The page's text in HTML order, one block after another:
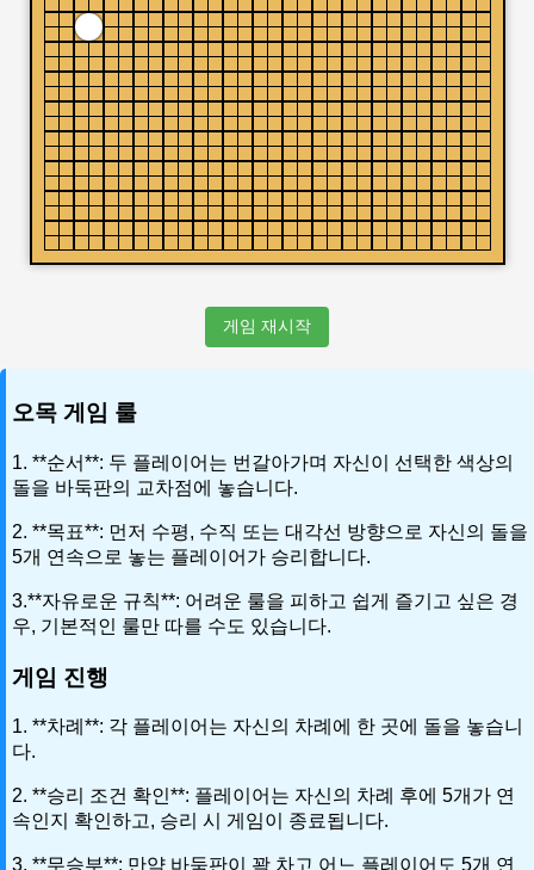
게임 재시작
오목 게임 룰
1. **순서**: 두 플레이어는 번갈아가며 자신이 선택한 색상의
돌을 바둑판의 교차점에 놓습니다.
2. **목표**: 먼저 수평, 수직 또는 대각선 방향으로 자신의 돌을
5개 연속으로 놓는 플레이어가 승리합니다.
3.**자유로운 규칙**: 어려운 룰을 피하고 쉽게 즐기고 싶은 경
우, 기본적인 룰만 따를 수도 있습니다.
게임 진행
1. **차례**: 각 플레이어는 자신의 차례에 한 곳에 돌을 놓습니
다.
2. **승리 조건 확인**: 플레이어는 자신의 차례 후에 5개가 연
속인지 확인하고, 승리 시 게임이 종료됩니다.
3. **무승부**: 만약 바둑판이 꽉 차고 어느 플레이어도 5개 연